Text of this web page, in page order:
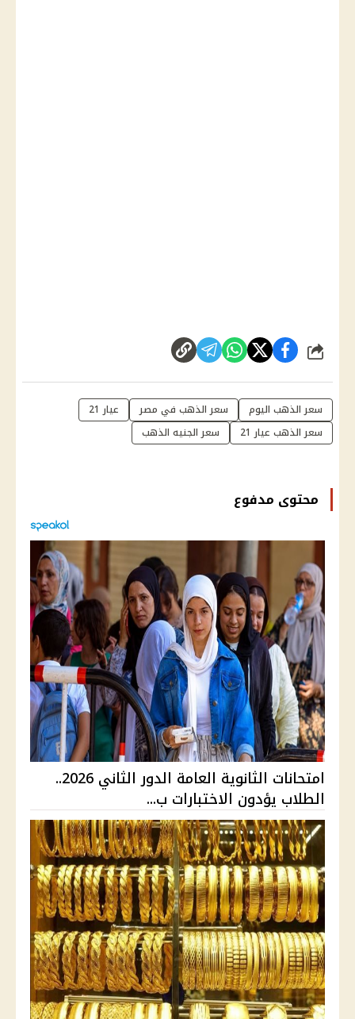
شارك
سعر الذهب اليوم سعر الذهب في مصر
عيار 21
سعر الذهب عيار 21
سعر الجنيه الذهب
محتوى مدفوع
امتحانات الثانوية العامة الدور الثاني 2026..
الطلاب يؤدون الاختبارات ب...